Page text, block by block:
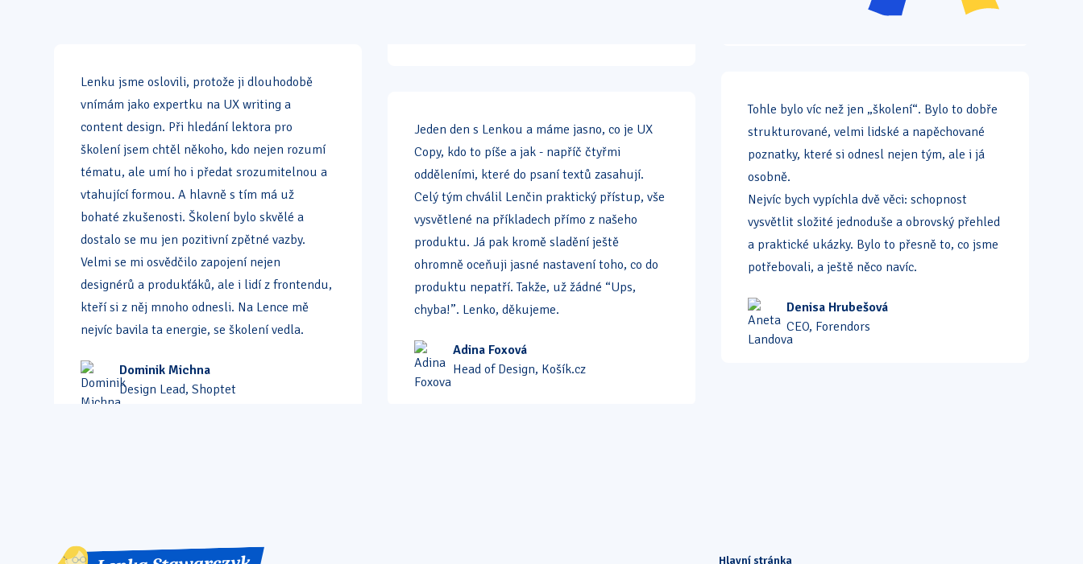
Lenku jsme oslovili, protože ji dlouhodobě
vnímám jako expertku na UX writing a
content design. Při hledání lektora pro
školení jsem chtěl někoho, kdo nejen rozumí
tématu, ale umí ho i předat srozumitelnou a
vtahující formou. A hlavně s tím má už
bohaté zkušenosti. Školení bylo skvělé a
dostalo se mu jen pozitivní zpětné vazby.
Velmi se mi osvědčilo zapojení nejen
designérů a produkťáků, ale i lidí z frontendu,
kteří si z něj mnoho odnesli. Na Lence mě
nejvíc bavila ta energie, se školení vedla.
Dominik Michna
Design Lead, Shoptet
Jeden den s Lenkou a máme jasno, co je UX
Copy, kdo to píše a jak - napříč čtyřmi
odděleními, které do psaní textů zasahují.
Celý tým chválil Lenčin praktický přístup, vše
vysvětlené na příkladech přímo z našeho
produktu. Já pak kromě sladění ještě
ohromně oceňuji jasné nastavení toho, co do
produktu nepatří. Takže, už žádné “Ups,
chyba!”. Lenko, děkujeme.
Adina Foxová
Head of Design, Košík.cz
Tohle bylo víc než jen „školení“. Bylo to dobře
strukturované, velmi lidské a napěchované
poznatky, které si odnesl nejen tým, ale i já
osobně.
Nejvíc bych vypíchla dvě věci: schopnost
vysvětlit složité jednoduše a obrovský přehled
a praktické ukázky. Bylo to přesně to, co jsme
potřebovali, a ještě něco navíc.
Denisa Hrubešová
CEO, Forendors
Hlavní stránka